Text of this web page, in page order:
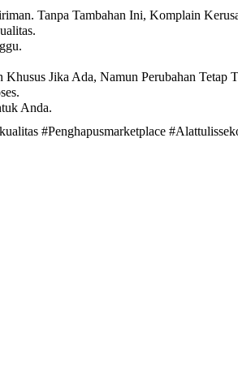
Tanpa Tambahan Ini, Komplain
Jika Ada, Namun Perubahan Tetap
Anda.
#Penghapusmarketplace